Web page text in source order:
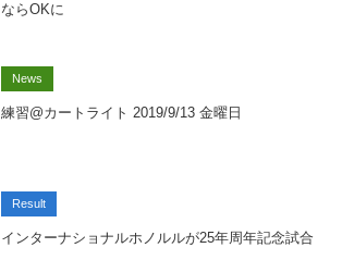
ならOKに
News
練習@カートライト 2019/9/13 金曜日
Result
インターナショナルホノルルが25年周年記念試合